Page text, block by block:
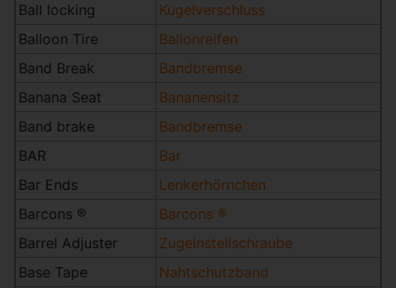
Ball locking
Kugelverschluss
Balloon Tire
Ballonreifen
Band Break
Bandbremse
Banana Seat
Bananensitz
Band brake
Bandbremse
BAR
Bar
Bar Ends
Lenkerhörnchen
Barcons ®
Barcons ®
Barrel Adjuster
Zugeinstellschraube
Base Tape
Nahtschutzband